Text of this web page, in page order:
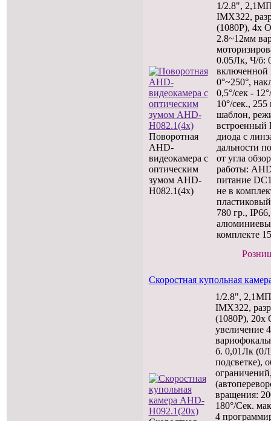
Поворотная
AHD-
видеокамера с
оптическим
зумом AHD-
H082.1(4x)
1/2.8",
IMX322,
(1080P), 4x
2.8~12мм
0.05Лк, Ч/б:
включенной
0°~250°,
0,5°/сек -
10°/сек.,
шаблон,
диода с
дальности
от угла
работы:
питание
не в
780 гр.,
комплекте
Скоростная купольная
1/2.8",
IMX322,
(1080P), 20x
увеличение
б. 0,01Лк
подсветке),
вращения:
180°/Сек.
4